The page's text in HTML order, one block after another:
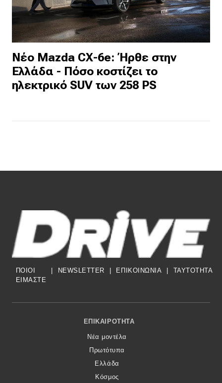
Νέο Mazda CX-6e: Ήρθε στην
Ελλάδα - Πόσο κοστίζει το
ηλεκτρικό SUV των 258 PS
ΠΟΙΟΙ
ΕΙΜΑΣΤΕ
NEWSLETTER ΕΠΙΚΟΙΝΩΝΙΑ TAYTOTHTA
Footer Menu
ΕΠΙΚΑΙΡΌΤΗΤΑ
Νέα μοντέλα
Πρωτότυπα
Ελλάδα
Κόσμος